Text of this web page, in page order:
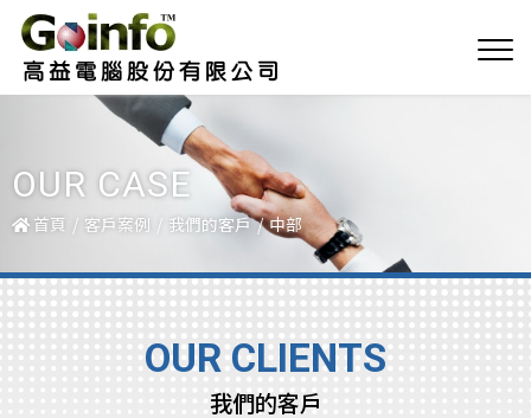
OUR CASE
首頁 客戶案例 我們的客戶 中部
OUR CLIENTS
我們的客戶